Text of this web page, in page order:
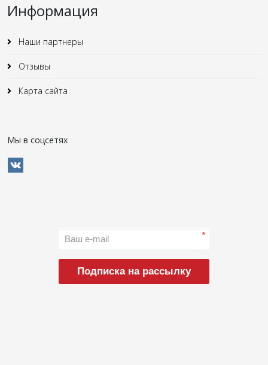
Информация
Наши партнеры
Отзывы
Карта сайта
Мы в соцсетях
*
Подписка на рассылку